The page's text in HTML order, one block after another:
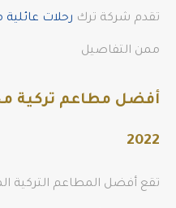
تقدم شركة ترك رحلات
ممن التفاصيل
أفضل مطاعم تركية
2022
تقع أفضل المطاعم التركية